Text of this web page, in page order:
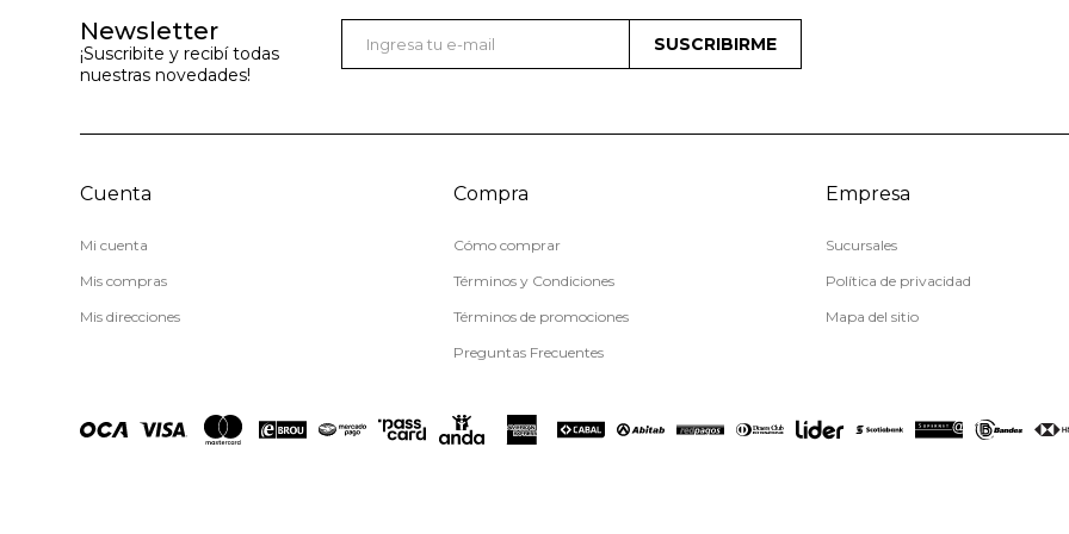
Newsletter
¡Suscribite y recibí todas
nuestras novedades!
SUSCRIBIRME
Cuenta
Mi cuenta
Mis compras
Mis direcciones
Compra
Cómo comprar
Términos y Condiciones
Términos de promociones
Preguntas Frecuentes
Empresa
Sucursales
Política de privacidad
Mapa del sitio